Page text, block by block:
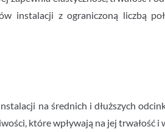
instalacji z ograniczoną liczbą
na średnich i dłuższych
które wpływają na jej trwałość